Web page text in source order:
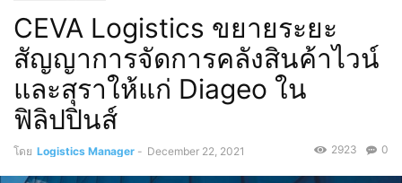
CEVA Logistics ขยายระยะ
สัญญาการจัดการคลังสินค้าไวน์
และสุราให้แก่ Diageo ใน
ฟิลิปปินส์
โดย Logistics Manager - December 22, 2021 0
2923